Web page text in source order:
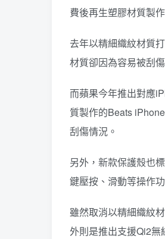
費後再生塑膠材質製
去年以精細織紋材質
材質卻因為容易被刮
而蘋果今年推出對應
質製作的Beats
刮傷情況。
另外，新款保護殼也
鍵壓按、滑動等操作
雖然取消以精細織紋
外則是推出支援Qi2無